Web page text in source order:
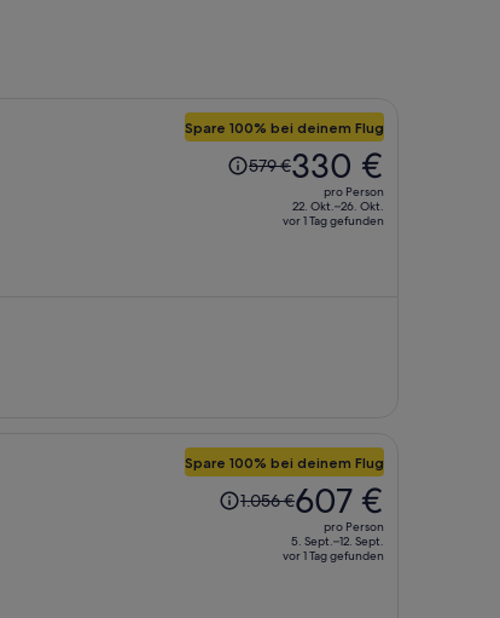
Spare 100% bei deinem Flug
Der
Preis579 €330 €
pro Person
22. Okt.–26. Okt.
vor 1 Tag gefunden
Spare 100% bei deinem Flug
Der
Preis
1.056 €,
1.056 €607 €
pro Person
5. Sept.–12. Sept.
vor 1 Tag gefunden